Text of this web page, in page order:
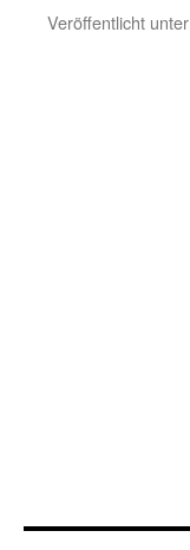
Veröffentlicht unter